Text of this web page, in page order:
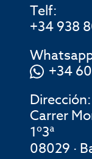
Telf:
+34 938
+34
Dirección:
Carrer
1º3ª
08029 ·